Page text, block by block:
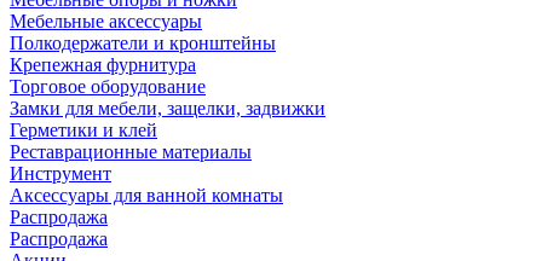
Мебельные аксессуары
Полкодержатели и кронштейны
Крепежная фурнитура
Торговое оборудование
Замки для мебели, защелки, задвижки
Герметики и клей
Реставрационные материалы
Инструмент
Аксессуары для ванной комнаты
Распродажа
Распродажа